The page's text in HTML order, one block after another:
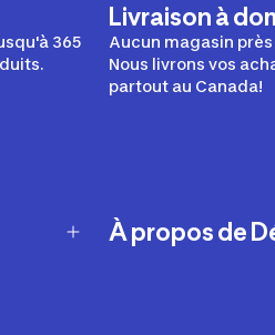
365
Livraison à
Aucun magasin
Nous livrons vos
partout au Canada!
À propos de